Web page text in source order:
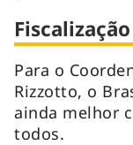
Para o
Rizzotto, o
ainda melhor
todos.